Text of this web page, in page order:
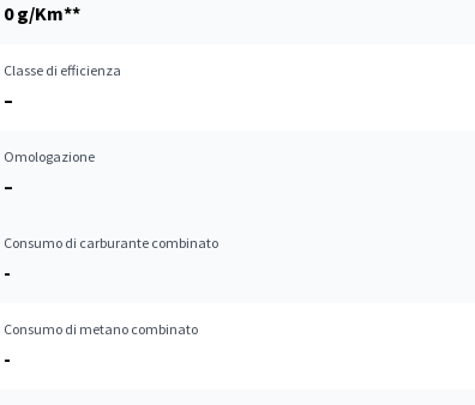
0 g/Km**
Classe di efficienza
–
Omologazione
–
Consumo di carburante combinato
-
Consumo di metano combinato
-